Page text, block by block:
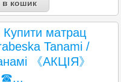
матрац
Tanami /
《АКЦІЯ》